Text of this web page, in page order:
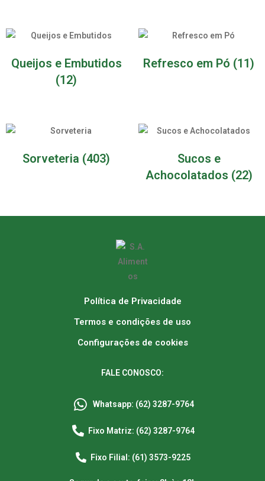
Queijos e Embutidos
(12)
Refresco em Pó (11)
Sorveteria (403)
Sucos e
Achocolatados (22)
Política de Privacidade
Termos e condições de uso
Configurações de cookies
FALE CONOSCO:
Whatsapp: (62) 3287-9764
Fixo Matriz: (62) 3287-9764
Fixo Filial: (61) 3573-9225